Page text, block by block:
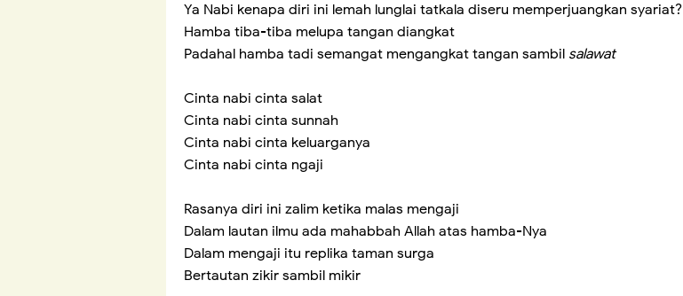
Ya Nabi kenapa diri ini lemah lunglai tatkala diseru memperjuangkan syariat?
Hamba tiba-tiba melupa tangan diangkat
Padahal hamba tadi semangat mengangkat tangan sambil salawat
Cinta nabi cinta salat
Cinta nabi cinta sunnah
Cinta nabi cinta keluarganya
Cinta nabi cinta ngaji
Rasanya diri ini zalim ketika malas mengaji
Dalam lautan ilmu ada mahabbah Allah atas hamba-Nya
Dalam mengaji itu replika taman surga
Bertautan zikir sambil mikir